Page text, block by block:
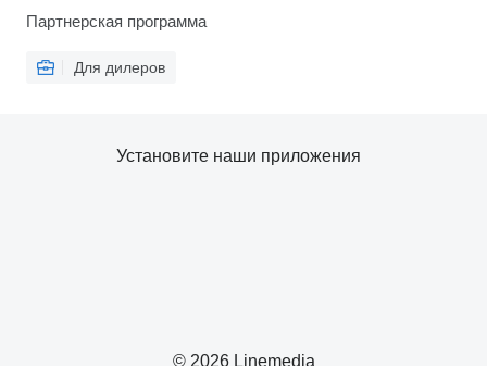
Партнерская программа
Для дилеров
© 2026 Linemedia
Установите наши приложения